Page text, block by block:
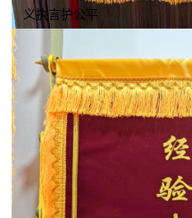
义执言护公平